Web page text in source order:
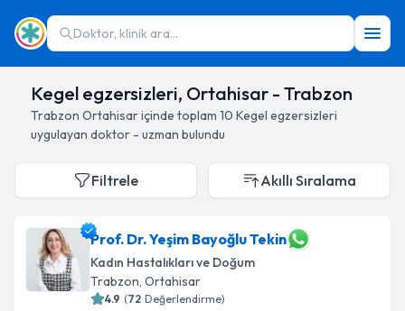
Doktor, klinik ara...
Kegel egzersizleri, Ortahisar - Trabzon
Trabzon Ortahisariçinde toplam 10 Kegel egzersizleri
uygulayan doktor - uzman bulundu
Filtrele Akıllı Sıralama
Prof. Dr. Yeşim Bayoğlu Tekin
Kadın Hastalıkları ve Doğum
Trabzon, Ortahisar
4.9 (72 Değerlendirme)